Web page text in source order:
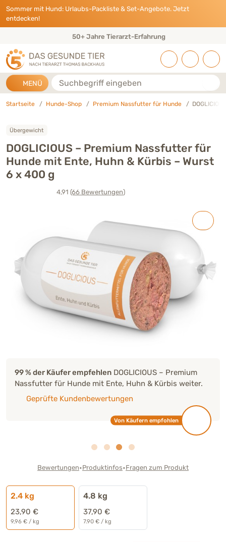
Direkt zu:
INHALT
HAUPTMENÜ
FOOTER
Sommer mit Hund: Urlaubs-Packliste & Set-Angebote. Jetzt
entdecken!
50+ Jahre Tierarzt-Erfahrung
MENÜ Suche
Startseite Hunde-Shop Premium Nassfutter für Hunde
Übergewicht
DOGLICIOUS – Premium Nassfutter für
Hunde mit Ente, Huhn & Kürbis – Wurst
6 x 400 g
4,91(66 Bewertungen)
99 % der Käufer empfehlen DOGLICIOUS – Premium
Nassfutter für Hunde mit Ente, Huhn & Kürbis weiter.
Geprüfte Kundenbewertungen
Von Käufern empfohlen
Bewertungen•Produktinfos•Fragen zum Produkt
2.4 kg
23,90 €
9,96 € / kg
4.8 kg
37,90 €
7.90 € / kg